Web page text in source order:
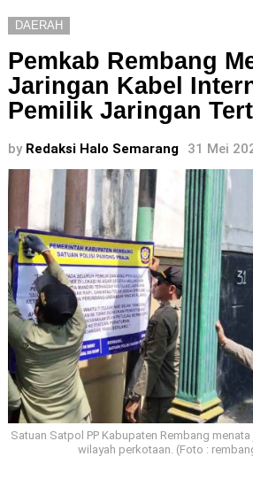
DAERAH
Pemkab Rembang
Jaringan Kabel
Pemilik Jaringan
by Redaksi Halo Semarang 31 Mei
Satuan Satpol PP Kabupaten Rembang
wilayah perkotaan. (Foto :